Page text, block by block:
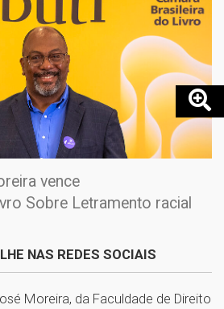
vence
Sobre Letramento racial
NAS REDES SOCIAIS
Moreira, da Faculdade de Direito